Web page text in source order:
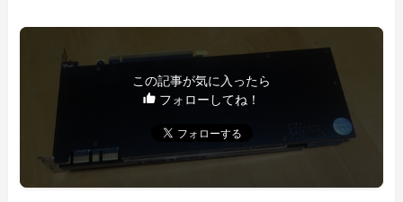
この記事が気に入ったら
フォローしてね！